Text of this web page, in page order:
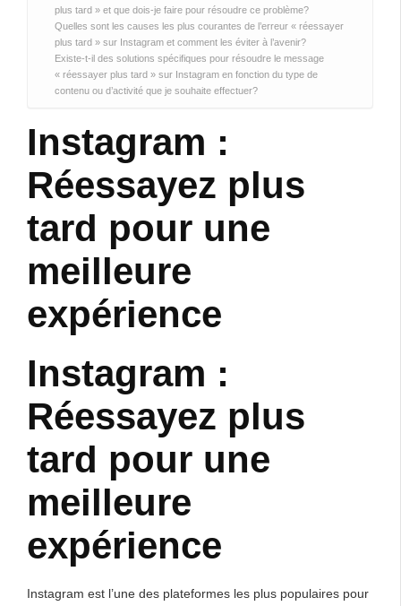
plus tard » et que dois-je faire pour résoudre ce problème?
Quelles sont les causes les plus courantes de l’erreur « réessayer
plus tard » sur Instagram et comment les éviter à l’avenir?
Existe-t-il des solutions spécifiques pour résoudre le message
« réessayer plus tard » sur Instagram en fonction du type de
contenu ou d’activité que je souhaite effectuer?
Instagram :
Réessayez plus
tard pour une
meilleure
expérience
Instagram :
Réessayez plus
tard pour une
meilleure
expérience
Instagram est l’une des plateformes les plus populaires pour